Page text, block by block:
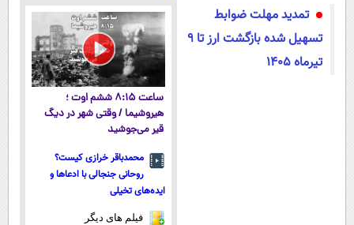
کن)
پرداخت قسطی
تمدید مهلت ضوابط
تسهیل شده بازگشت ارز تا 9
تیرماه 1405
ساعت ۸:۱۵ ششم اوت ؛
هیروشیما / وقتی شهر در دیگ
قیر می‌جوشید
محمدباقر خرازی کیست؟
روحانی جنجالی با ادعاها و
ایده‌های تخیلی
فیلم های دیگر